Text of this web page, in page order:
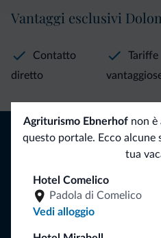
Agriturismo Ebnerhof non è
questo portale. Ecco alcune
tua
Hotel Comelico
Padola di Comelico
Vedi alloggio
Vantaggi esclusivi
Contatto
diretto
Tariffe
Consigli
vacanza
ISCRIVITI ALLA